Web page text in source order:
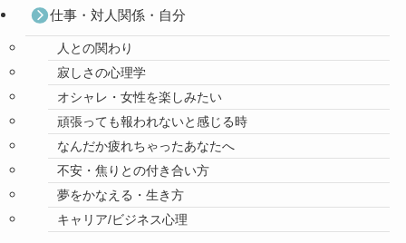
仕事・対人関係・自分
人との関わり
寂しさの心理学
オシャレ・女性を楽しみたい
頑張っても報われないと感じる時
なんだか疲れちゃったあなたへ
不安・焦りとの付き合い方
夢をかなえる・生き方
キャリア/ビジネス心理